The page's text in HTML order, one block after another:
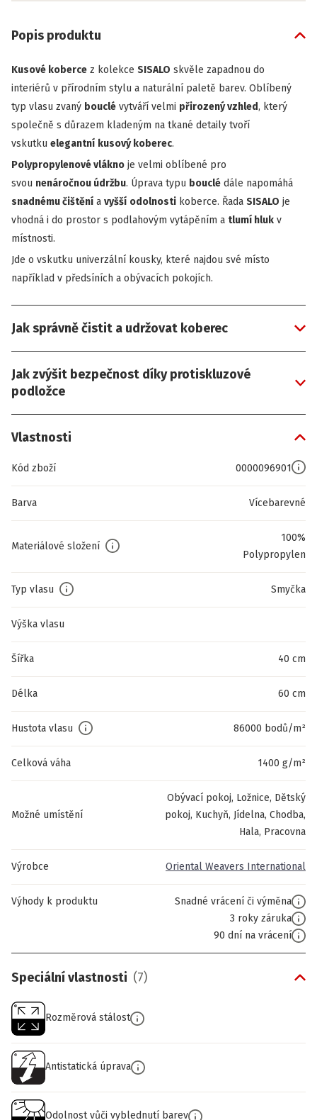
Popis produktu
Kusové koberce z kolekce SISALO skvěle zapadnou do
interiérů v přírodním stylu a naturální paletě barev. Oblíbený
typ vlasu zvaný bouclé vytváří velmi přirozený vzhled, který
společně s důrazem kladeným na tkané detaily tvoří
vskutku elegantní kusový koberec.
Polypropylenové vlákno je velmi oblíbené pro
svou nenáročnou údržbu. Úprava typu bouclé dále napomáhá
snadnému čištění a vyšší odolnosti koberce. Řada SISALO je
vhodná i do prostor s podlahovým vytápěním a tlumí hluk v
místnosti.
Jde o vskutku univerzální kousky, které najdou své místo
například v předsíních a obývacích pokojích.
Jak správně čistit a udržovat koberec
Jak zvýšit bezpečnost díky protiskluzové
podložce
Vlastnosti
Kód zboží 0000096901
Barva Vícebarevné
Materiálové složení
100%
Polypropylen
Typ vlasu Smyčka
Výška vlasu
Šířka 40 cm
Délka 60 cm
Hustota vlasu 86000 bodů/m²
Celková váha 1400 g/m²
Možné umístění
Obývací pokoj, Ložnice, Dětský
pokoj, Kuchyň, Jídelna, Chodba,
Hala, Pracovna
Výrobce Oriental Weavers International
Výhody k produktu
Snadné vrácení či výměna
3 roky záruka
90 dní na vrácení
Speciální vlastnosti (7)
Rozměrová stálost
Antistatická úprava
Odolnost vůči vyblednutí barev